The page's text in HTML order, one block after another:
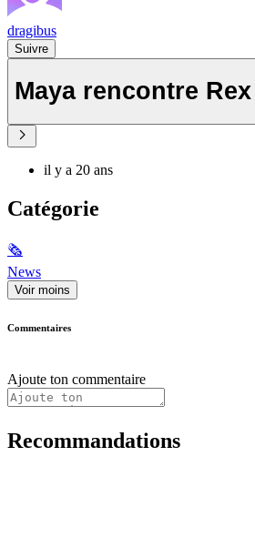
dragibus
Suivre
Maya rencontre Rex
il y a 20 ans
Catégorie
🗞
News
Voir moins
Commentaires
Ajoute ton commentaire
Recommandations